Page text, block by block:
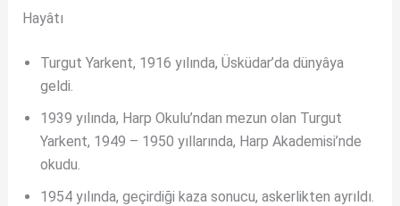
Hayâtı
Turgut Yarkent, 1916 yılında, Üsküdar’da dünyâya
geldi.
1939 yılında, Harp Okulu’ndan mezun olan Turgut
Yarkent, 1949 – 1950 yıllarında, Harp Akademisi’nde
okudu.
1954 yılında, geçirdiği kaza sonucu, askerlikten ayrıldı.